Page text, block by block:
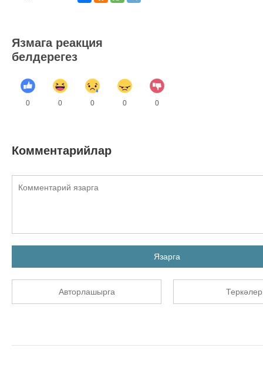
Язмага реакция
белдерегез
0 0 0 0 0
Комментарийлар
Язарга
Авторлашырга